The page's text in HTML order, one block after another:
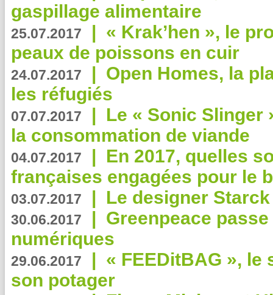
gaspillage alimentaire
25.07.2017 | « Krak’hen », le
peaux de poissons en cuir
24.07.2017 | Open Homes, la
les réfugiés
07.07.2017 | Le « Sonic Slinger
la consommation de viande
04.07.2017 | En 2017, quelles
françaises engagées pour le
03.07.2017 | Le designer
30.06.2017 | Greenpeace
numériques
29.06.2017 | « FEEDitBAG », le
son potager